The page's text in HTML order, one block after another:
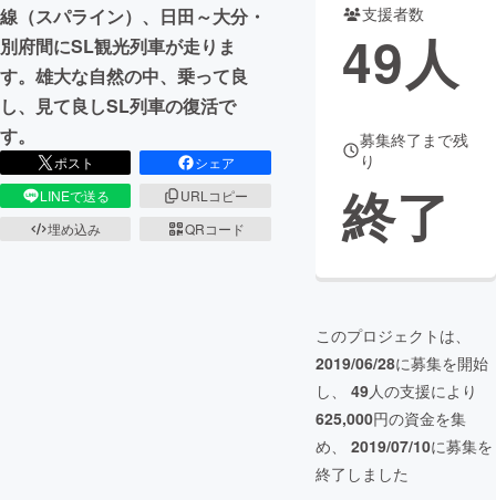
線（スパライン）、日田～大分・
別府間にSL観光列車が走りま
す。雄大な自然の中、乗って良
し、見て良しSL列車の復活で
す。
ポスト
シェア
LINEで送る
URLコピー
埋め込み
QRコード
支援者数
49人
募集終了まで残
り
終了
このプロジェクトは、
2019/06/28に募集を開始
し、 49人の支援により
625,000円の資金を集
め、 2019/07/10に募集を
終了しました